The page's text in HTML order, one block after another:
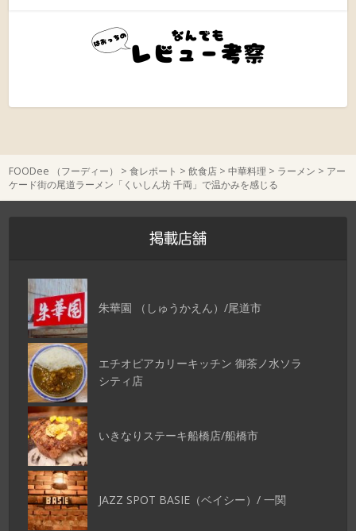
FOODee （フーディー） >食レポート >飲食店 >中華料理 > ラーメン > アー
ケード街の尾道ラーメン「くいしん坊 千両」で温かみを感じる
掲載店舗
朱華園 （しゅうかえん）/尾道市
エチオピアカリーキッチン 御茶ノ水ソラ
シティ店
いきなりステーキ船橋店/船橋市
JAZZ SPOT BASIE（ベイシー）/ 一関